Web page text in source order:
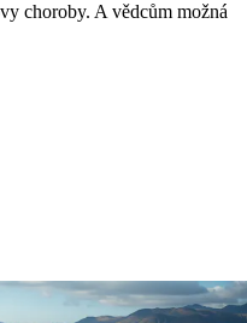
choroby. A vědcům možná